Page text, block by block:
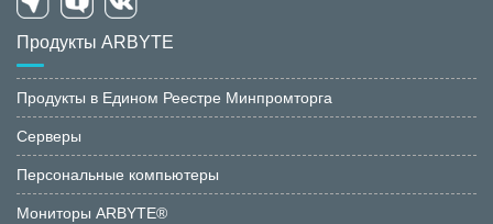
Продукты ARBYTE
Продукты в Едином Реестре Минпромторга
Серверы
Персональные компьютеры
Мониторы ARBYTE®